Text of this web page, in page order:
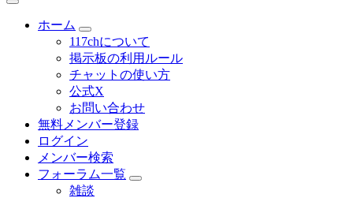
ホーム
117chについて
掲示板の利用ルール
チャットの使い方
公式X
お問い合わせ
無料メンバー登録
ログイン
メンバー検索
フォーラム一覧
雑談